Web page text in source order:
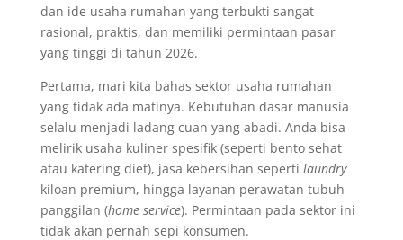
dan ide usaha rumahan yang terbukti sangat
rasional, praktis, dan memiliki permintaan pasar
yang tinggi di tahun 2026.
Pertama, mari kita bahas sektor usaha rumahan
yang tidak ada matinya. Kebutuhan dasar manusia
selalu menjadi ladang cuan yang abadi. Anda bisa
melirik usaha kuliner spesifik (seperti bento sehat
atau katering diet), jasa kebersihan seperti laundry
kiloan premium, hingga layanan perawatan tubuh
panggilan (home service). Permintaan pada sektor ini
tidak akan pernah sepi konsumen.